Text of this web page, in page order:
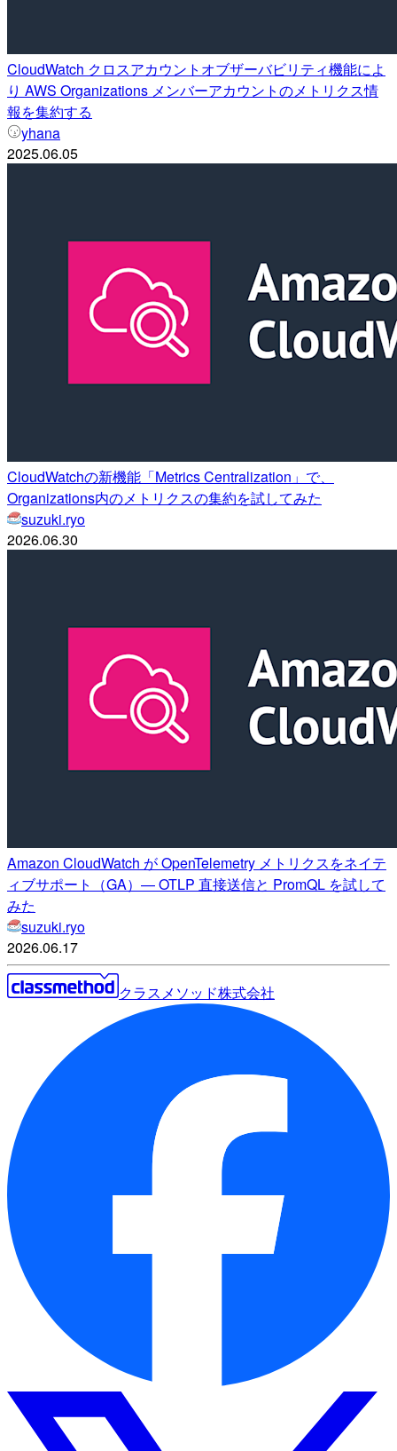
CloudWatch クロスアカウントオブザーバビリティ機能によ
り AWS Organizations メンバーアカウントのメトリクス情
報を集約する
yhana
2025.06.05
CloudWatchの新機能「Metrics Centralization」で、
Organizations内のメトリクスの集約を試してみた
suzuki.ryo
2026.06.30
Amazon CloudWatch が OpenTelemetry メトリクスをネイテ
ィブサポート（GA）— OTLP 直接送信と PromQL を試して
みた
suzuki.ryo
2026.06.17
クラスメソッド株式会社